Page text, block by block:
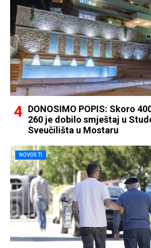
DONOSIMO POPIS: Skoro
260 je dobilo smještaj u
Sveučilišta u Mostaru
NOVOSTI